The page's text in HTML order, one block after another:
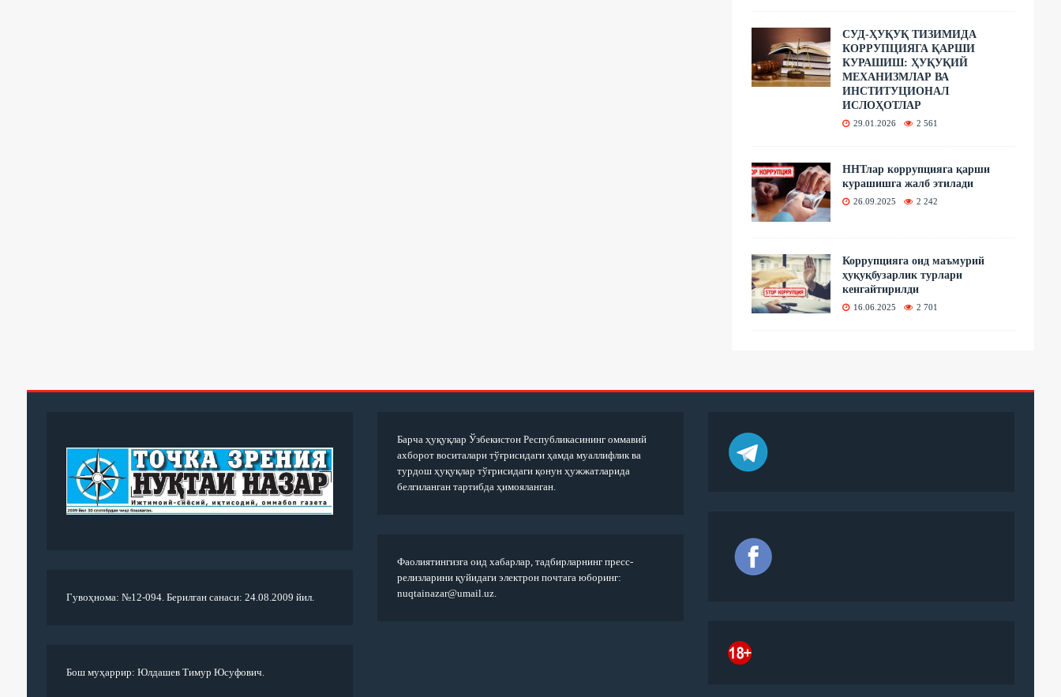
СУД-ҲУҚУҚ ТИЗИМИДА
КОРРУПЦИЯГА ҚАРШИ
КУРАШИШ: ҲУҚУҚИЙ
МЕХАНИЗМЛАР ВА
ИНСТИТУЦИОНАЛ
ИСЛОҲОТЛАР
29.01.2026 2 561
ННТлар коррупцияга қарши
курашишга жалб этилади
26.09.2025 2 242
Коррупцияга оид маъмурий
ҳуқуқбузарлик турлари
кенгайтирилди
16.06.2025 2 701
Гувоҳнома: №12-094. Берилган санаси: 24.08.2009 йил.
Бош муҳаррир: Юлдашев Тимур Юсуфович.
Барча ҳуқуқлар Ўзбекистон Республикасининг оммавий
ахборот воситалари тўғрисидаги ҳамда муаллифлик ва
турдош ҳуқуқлар тўғрисидаги қонун ҳужжатларида
белгиланган тартибда ҳимояланган.
Фаолиятингизга оид хабарлар, тадбирларнинг пресс-
релизларини қуйидаги электрон почтага юборинг:
nuqtainazar@umail.uz.